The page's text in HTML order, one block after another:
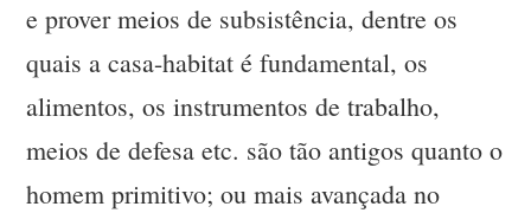
e prover meios de subsistência, dentre os
quais a casa-habitat é fundamental, os
alimentos, os instrumentos de trabalho,
meios de defesa etc. são tão antigos quanto o
homem primitivo; ou mais avançada no